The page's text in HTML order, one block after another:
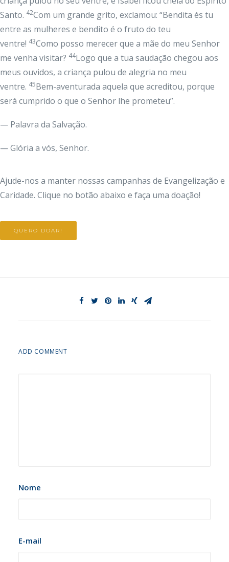
Santo. 42Com um grande grito, exclamou: “Bendita és tu
entre as mulheres e bendito é o fruto do teu
ventre! 43Como posso merecer que a mãe do meu Senhor
me venha visitar? 44Logo que a tua saudação chegou aos
meus ouvidos, a criança pulou de alegria no meu
ventre. 45Bem-aventurada aquela que acreditou, porque
será cumprido o que o Senhor lhe prometeu”.
— Palavra da Salvação.
— Glória a vós, Senhor.
Ajude-nos a manter nossas campanhas de Evangelização e
Caridade. Clique no botão abaixo e faça uma doação!
QUERO DOAR!
ADD COMMENT
Nome
E-mail